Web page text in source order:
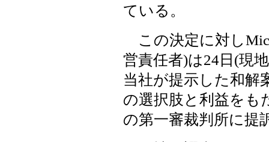
ている。
この決定に対し
営責任者)は24日(現
当社が提示した和解
の選択肢と利益をも
の第一審裁判所に提